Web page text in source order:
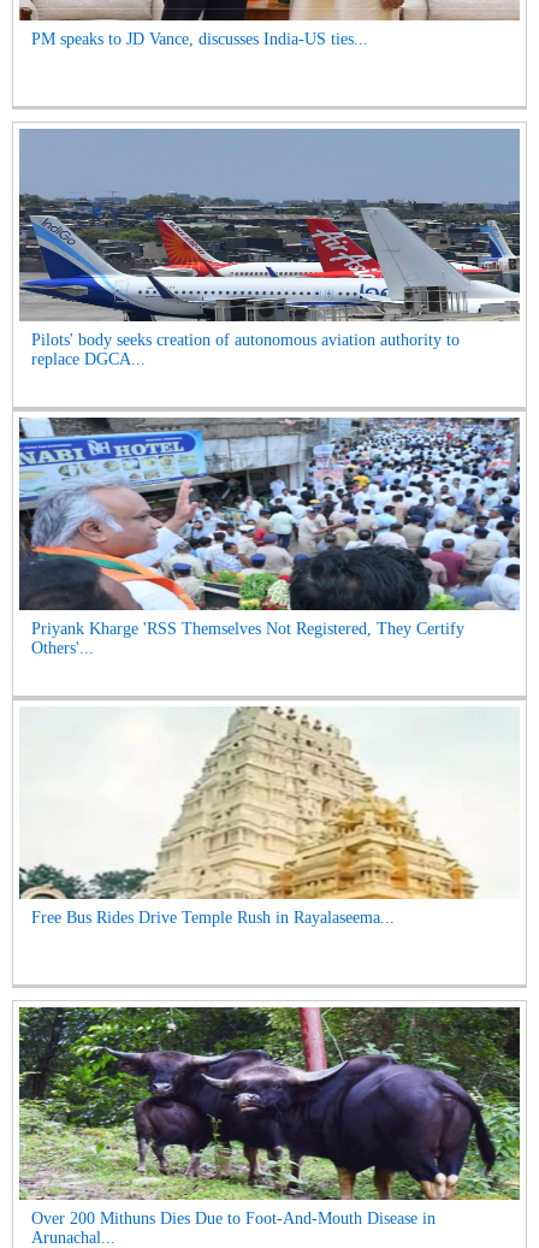
PM speaks to JD Vance, discusses India-US ties...
Pilots' body seeks creation of autonomous aviation authority to
replace DGCA...
Priyank Kharge 'RSS Themselves Not Registered, They Certify
Others'...
Free Bus Rides Drive Temple Rush in Rayalaseema...
Over 200 Mithuns Dies Due to Foot-And-Mouth Disease in
Arunachal...